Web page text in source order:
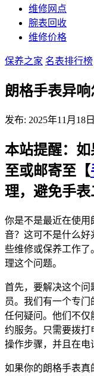
维修网点
腕表回收
维修价格
保养之家 名表排行榜
朗格手表异
发布: 2025年11月18日
本站提醒：
至或邮寄至【
理，避免手表
你是不是最近在使用
音？这可不是什么好
些维修或保养工作了
理这个问题。
首先，要解决这个问
员。我们有一个专
任何疑问。他们不仅
约服务。只需要拨打
操作步骤，并且在电
如果你的朗格手表真